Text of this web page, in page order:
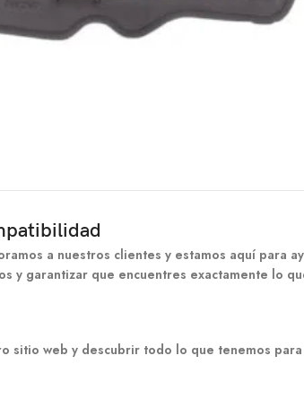
a nuestros clientes y estamos aquí
y garantizar que encuentres exactamente lo
sitio web y descubrir todo lo que tenemos